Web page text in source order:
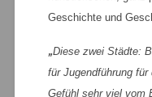
Geschichte und
„Diese zwei Städte:
für Jugendführung für
Gefühl sehr viel vom